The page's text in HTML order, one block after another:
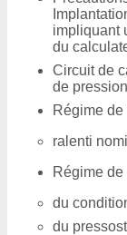
impliquant
du
Circuit de
de
Régime de
ralenti
Régime
du
du